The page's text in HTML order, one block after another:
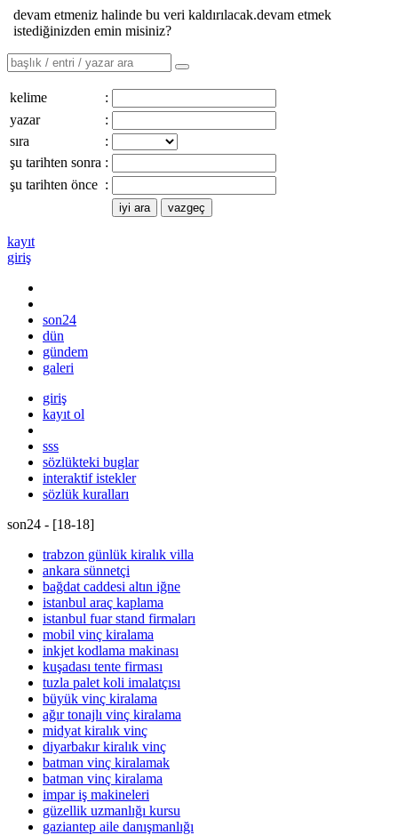
devam etmeniz halinde bu veri kaldırılacak.devam etmek
istediğinizden emin misiniz?
kelime
:
yazar
:
sıra
:
şu tarihten sonra :
şu tarihten önce :
kayıt
giriş
son24
dün
gündem
galeri
giriş
kayıt ol
sss
sözlükteki buglar
interaktif istekler
sözlük kuralları
son24 - [18-18]
trabzon günlük kiralık villa
ankara sünnetçi
bağdat caddesi altın iğne
istanbul araç kaplama
istanbul fuar stand firmaları
mobil vinç kiralama
inkjet kodlama makinası
kuşadası tente firması
tuzla palet koli imalatçısı
büyük vinç kiralama
ağır tonajlı vinç kiralama
midyat kiralık vinç
diyarbakır kiralık vinç
batman vinç kiralamak
batman vinç kiralama
impar iş makineleri
güzellik uzmanlığı kursu
gaziantep aile danışmanlığı